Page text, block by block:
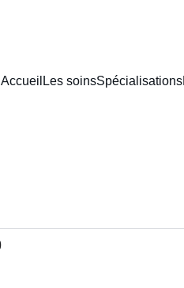
Accueil Les soinsSpécialisations